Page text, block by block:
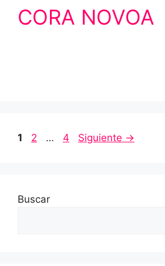
CORA NOVOA
1 2 … 4 Siguiente →
Buscar